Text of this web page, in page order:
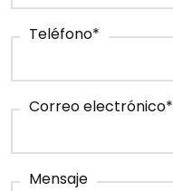
Teléfono*
Correo electrónico*
Mensaje